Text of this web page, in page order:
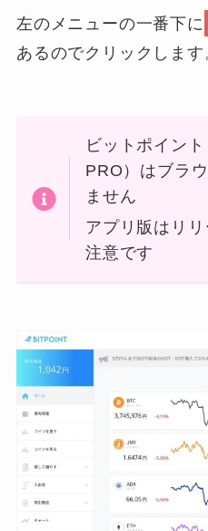
左のメニューの一番下に
あるのでクリックします
ビットポイン
PRO）はブラ
ません
アプリ版はリ
注意です